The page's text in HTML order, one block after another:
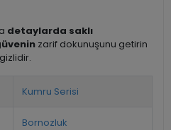
detaylarda saklı
zarif dokunuşunu getirin
Kumru Serisi
Bornozluk